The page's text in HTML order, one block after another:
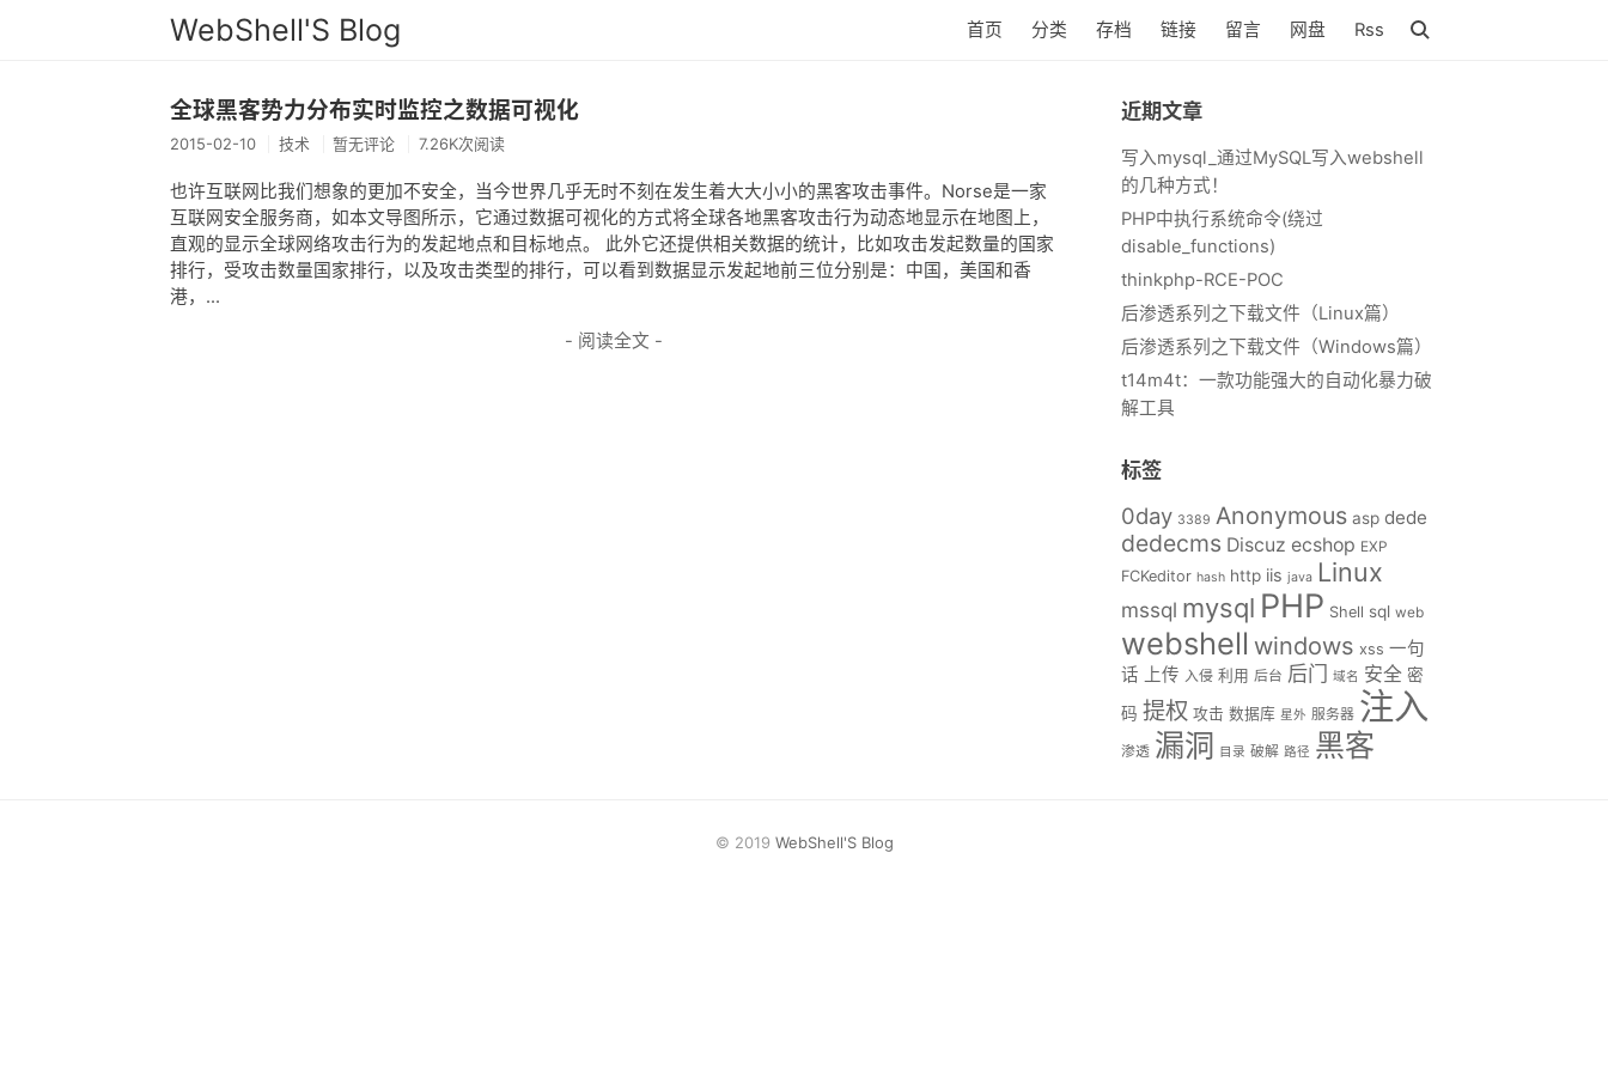
WebShell'S Blog 首页 分类 存档 链接 留言 网盘 Rss
全球黑客势力分布实时监控之数据可视化
2015-02-10 技术 暂无评论 7.26K次阅读
也许互联网比我们想象的更加不安全，当今世界几乎无时不刻在发生着大大小小的黑客攻击事件。Norse是一家
互联网安全服务商，如本文导图所示，它通过数据可视化的方式将全球各地黑客攻击行为动态地显示在地图上，
直观的显示全球网络攻击行为的发起地点和目标地点。 此外它还提供相关数据的统计，比如攻击发起数量的国家
排行，受攻击数量国家排行，以及攻击类型的排行，可以看到数据显示发起地前三位分别是：中国，美国和香
港，...
- 阅读全文 -
近期文章
写入mysql_通过MySQL写入webshell
的几种方式！
PHP中执行系统命令(绕过
disable_functions)
thinkphp-RCE-POC
后渗透系列之下载文件（Linux篇）
后渗透系列之下载文件（Windows篇）
t14m4t：一款功能强大的自动化暴力破
解工具
标签
0day 3389 Anonymous asp dede
dedecms Discuz ecshop EXP
FCKeditor hash http iis java Linux
mssql mysql PHP Shell sql web
webshell windows xss 一句
话
上传 入侵 利用 后台 后门 域名 安全 密
码 提权 攻击 数据库 星外 服务器 注入
渗透 漏洞 目录 破解 路径 黑客
© 2019 WebShell'S Blog